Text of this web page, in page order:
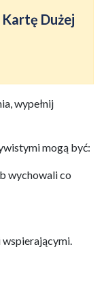
Dużej
wypełnij
mogą być:
wychowali co
wspierającymi.